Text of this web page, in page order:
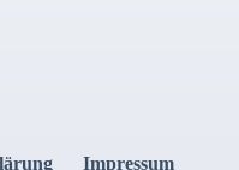
Impressum